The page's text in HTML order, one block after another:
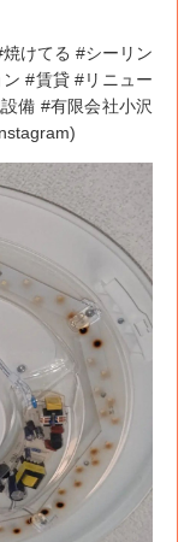
けてる #シーリン
#賃貸 #リニュー
備 #有限会社小沢